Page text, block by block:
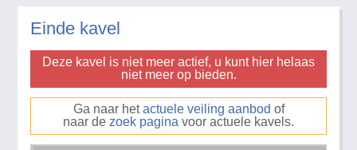
Einde kavel
Deze kavel is niet meer actief, u kunt hier helaas
niet meer op bieden.
Ga naar hetactuele veiling aanbod of
naar de zoek pagina voor actuele kavels.